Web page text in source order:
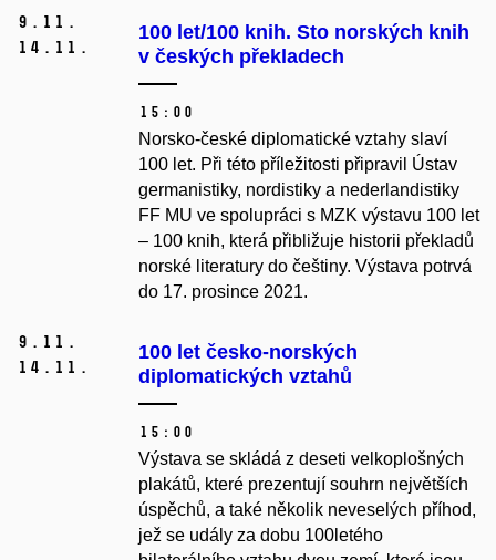
9. 11.
14. 11.
100 let/100 knih. Sto norských knih
v českých překladech
15:00
Norsko-české diplomatické vztahy slaví
100 let. Při této příležitosti připravil Ústav
germanistiky, nordistiky a nederlandistiky
FF MU ve spolupráci s MZK výstavu 100 let
– 100 knih, která přibližuje historii překladů
norské literatury do češtiny. Výstava potrvá
do 17. prosince 2021.
9. 11.
14. 11.
100 let česko-norských
diplomatických vztahů
15:00
Výstava se skládá z deseti velkoplošných
plakátů, které prezentují souhrn největších
úspěchů, a také několik neveselých příhod,
jež se udály za dobu 100letého